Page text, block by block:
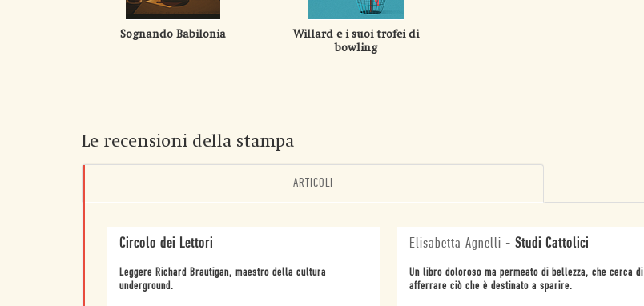
Sognando Babilonia
Willard e i suoi trofei di
bowling
Le recensioni della stampa
ARTICOLI
Circolo dei Lettori
Leggere Richard Brautigan, maestro della cultura
underground.
Elisabetta Agnelli -Studi Cattolici
Un libro doloroso ma permeato di bellezza, che cerca di
afferrare ciò che è destinato a sparire.